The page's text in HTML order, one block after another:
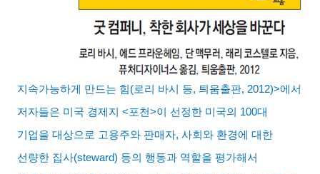
지속가능하게 만드는 힘(로리 바시 등, 틔움출판, 2012)>에서
저자들은 미국 경제지 <포천>이 선정한 미국의 100대
기업을 대상으로 고용주와 판매자,사회와 환경에 대한
선량한 집사(steward) 등의 행동과 역할을 평가해서